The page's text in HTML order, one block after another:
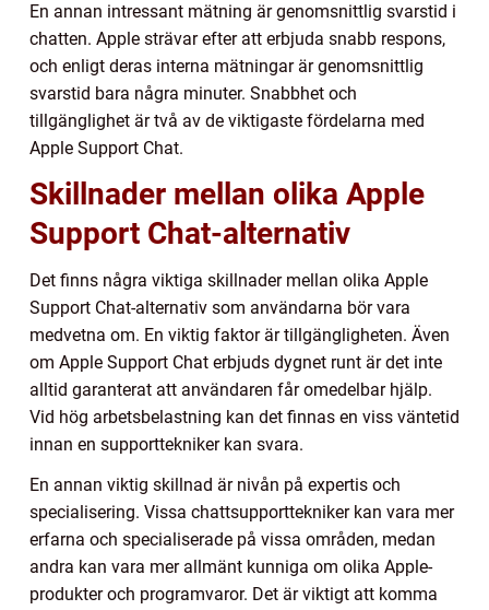
En annan intressant mätning är genomsnittlig svarstid i
chatten. Apple strävar efter att erbjuda snabb respons,
och enligt deras interna mätningar är genomsnittlig
svarstid bara några minuter. Snabbhet och
tillgänglighet är två av de viktigaste fördelarna med
Apple Support Chat.
Skillnader mellan olika Apple
Support Chat-alternativ
Det finns några viktiga skillnader mellan olika Apple
Support Chat-alternativ som användarna bör vara
medvetna om. En viktig faktor är tillgängligheten. Även
om Apple Support Chat erbjuds dygnet runt är det inte
alltid garanterat att användaren får omedelbar hjälp.
Vid hög arbetsbelastning kan det finnas en viss väntetid
innan en supporttekniker kan svara.
En annan viktig skillnad är nivån på expertis och
specialisering. Vissa chattsupporttekniker kan vara mer
erfarna och specialiserade på vissa områden, medan
andra kan vara mer allmänt kunniga om olika Apple-
produkter och programvaror. Det är viktigt att komma